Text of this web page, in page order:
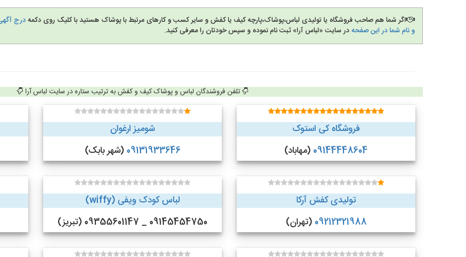
اگر شما هم صاحب فروشگاه یا تولیدی لباس،پوشاک،پارچه کیف یا کفش و سایر کسب و کارهای مرتبط با پوشاک هستید با کلیک روی دکمهدرج
و نام شما در این صفحهدر سایت «لباس آرا» ثبت نام نموده و سپس خودتان را معرفی کنید.
تلفن فروشندگان لباس و پوشاک کیف و کفش به ترتیب ستاره در سایت لباس آرا
فروشگاه کی استوک
09144448604 (مهاباد)
شومیز ارغوان
09131933646 (شهر بابک)
تولیدی کفش آرکا
09212321988 (تهران)
لباس کودک ویفی (wiffy)
09145454750 _ 09355601147 (تبریز)